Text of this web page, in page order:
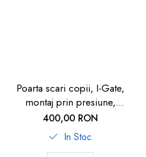
Poarta scari copii, I-Gate,
montaj prin presiune,
Reer
400,00 RON
In Stoc